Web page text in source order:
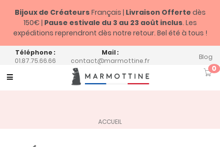
Bijoux de Créateurs Français | Livraison Offerte dès
150€ | Pause estivale du 3 au 23 août inclus. Les
expéditions reprendront dès notre retour. Bel été à tous !
Téléphone :
01.87.75.66.66
Mail :
contact@marmottine.fr
Blog
0
Toggle
ACCUEIL